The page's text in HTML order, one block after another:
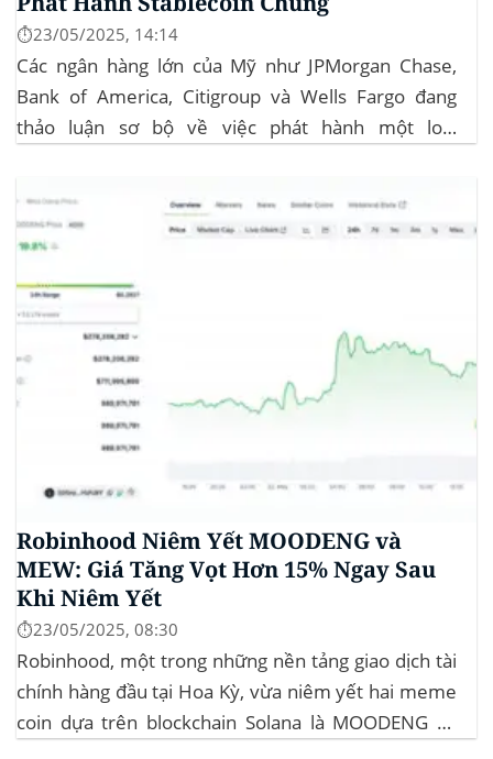
⏱️23/05/2025, 14:14
Các ngân hàng lớn của Mỹ như JPMorgan Chase,
Bank of America, Citigroup và Wells Fargo đang
thảo luận sơ bộ về việc phát hành một loại
tiền điện tử. Các...
Robinhood Niêm Yết MOODENG và
MEW: Giá Tăng Vọt Hơn 15% Ngay Sau
Khi Niêm Yết
⏱️23/05/2025, 08:30
Robinhood, một trong những nền tảng giao dịch tài
chính hàng đầu tại Hoa Kỳ, vừa niêm yết hai meme
coin dựa trên blockchain Solana là MOODENG và